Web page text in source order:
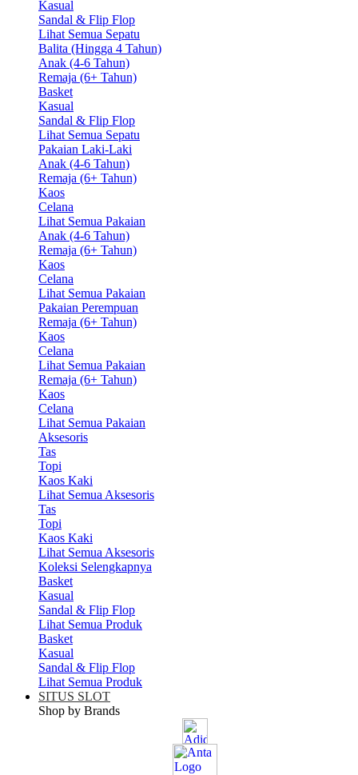
Kasual
Sandal & Flip Flop
Lihat Semua Sepatu
Balita (Hingga 4 Tahun)
Anak (4-6 Tahun)
Remaja (6+ Tahun)
Basket
Kasual
Sandal & Flip Flop
Lihat Semua Sepatu
Pakaian Laki-Laki
Anak (4-6 Tahun)
Remaja (6+ Tahun)
Kaos
Celana
Lihat Semua Pakaian
Anak (4-6 Tahun)
Remaja (6+ Tahun)
Kaos
Celana
Lihat Semua Pakaian
Pakaian Perempuan
Remaja (6+ Tahun)
Kaos
Celana
Lihat Semua Pakaian
Remaja (6+ Tahun)
Kaos
Celana
Lihat Semua Pakaian
Aksesoris
Tas
Topi
Kaos Kaki
Lihat Semua Aksesoris
Tas
Topi
Kaos Kaki
Lihat Semua Aksesoris
Koleksi Selengkapnya
Basket
Kasual
Sandal & Flip Flop
Lihat Semua Produk
Basket
Kasual
Sandal & Flip Flop
Lihat Semua Produk
SITUS SLOT
Shop by Brands